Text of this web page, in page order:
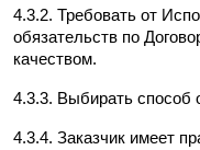
4.3.2. Требовать от
обязательств по
качеством.
4.3.3. Выбирать способ
4.3.4. Заказчик имеет